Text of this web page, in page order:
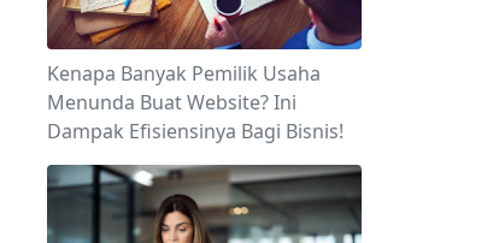
Kenapa Banyak Pemilik Usaha
Menunda Buat Website? Ini
Dampak Efisiensinya Bagi Bisnis!